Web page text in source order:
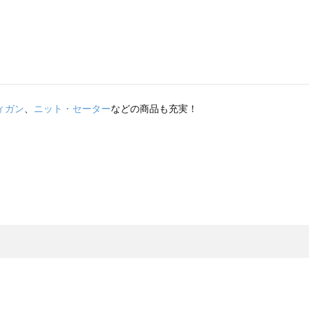
ガン、 ニット・セーターなどの商品も充実！